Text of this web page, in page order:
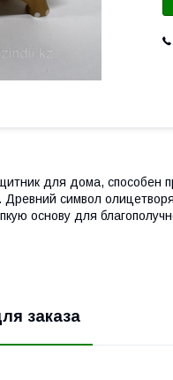
для дома, способен
Древний символ
основу для
заказа